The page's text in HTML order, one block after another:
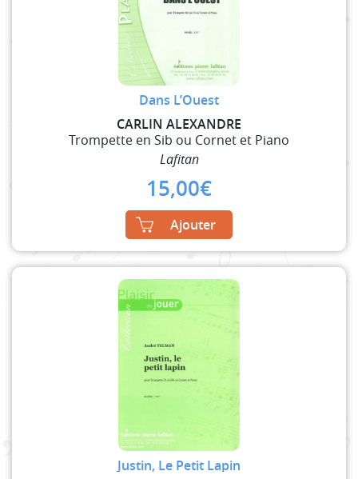
Dans L’Ouest
CARLIN ALEXANDRE
Trompette en Sib ou Cornet et Piano
Lafitan
15,00€
Ajouter
Justin, Le Petit Lapin